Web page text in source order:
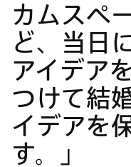
カムスペ
ど、当日
アイデア
つけて結
イデアを
す。」